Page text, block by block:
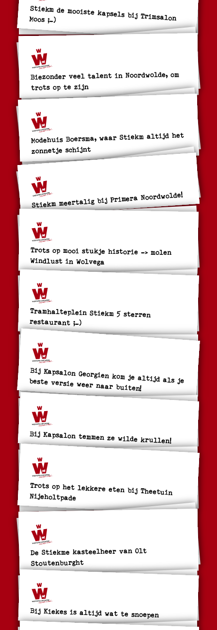
Stiekm de mooiste kapsels bij Trimsalon Moos ;-)
Biezonder veel talent in Noordwolde, om
trots op te zijn
Modehuis Boersma, waar Stiekm altijd het
zonnetje schijnt
Stiekm meertalig bij Primera Noordwolde!
Trots op mooi stukje historie -> molen
Windlust in Wolvega
Tramhalteplein Stiekm 5 sterren
restaurant ;-)
Bij Kapsalon Georgien kom je altijd als je beste versie weer naar buiten!
Bij Kapsalon temmen ze wilde krullen!
Trots op het lekkere eten bij Theetuin
Nijeholtpade
De Stiekme kasteelheer van Olt
Stoutenburght
Bij Kiekes is altijd wat te snoepen